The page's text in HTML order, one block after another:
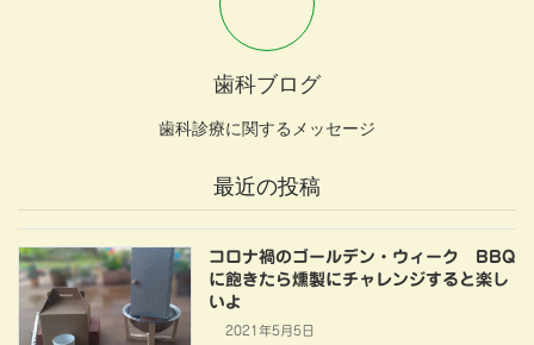
歯科ブログ
歯科診療に関するメッセージ
最近の投稿
コロナ禍のゴールデン・ウィーク BBQ
に飽きたら燻製にチャレンジすると楽し
いよ
2021年5月5日